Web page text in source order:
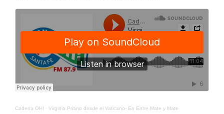
Cadena OH! · Virginia Priano desde el Vaticano- En Entre Mate y Mate